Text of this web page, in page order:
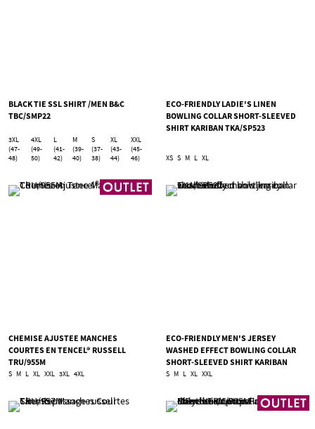
BLACK TIE SSL SHIRT /MEN B&C
TBC/SMP22
3XL
(47-
48)
4XL
(49-
50)
L
(41-
42)
M
(39-
40)
S
(37-
38)
XL
(43-
44)
XXL
(45-
46)
ECO-FRIENDLY LADIE'S LINEN
BOWLING COLLAR SHORT-SLEEVED
SHIRT KARIBAN TKA/SP523
XS S M L XL
CHEMISE AJUSTEE MANCHES
COURTES EN TENCEL® RUSSELL
TRU/955M
S M L XL XXL 3XL 4XL
ECO-FRIENDLY MEN'S JERSEY
WASHED EFFECT BOWLING COLLAR
SHORT-SLEEVED SHIRT KARIBAN
TKA/SP522
S M L XL XXL